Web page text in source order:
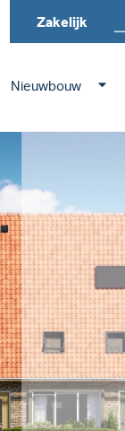
Zakelijk
Nieuwbouw